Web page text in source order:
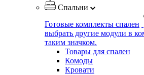
Спальни
Готовые комплекты спален
выбрать другие модули в
таким значком.
Товары для спален
Комоды
Кровати